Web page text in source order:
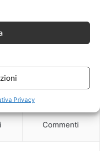
Privacy
lo spam.
Commenti